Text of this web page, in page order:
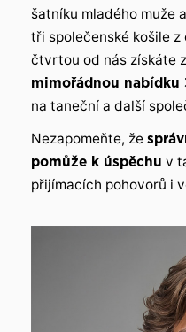
šatníku mladého muže
tři společenské košile z
čtvrtou od nás získáte
mimořádnou nabídku
na taneční a další
Nezapomeňte, že
pomůže k úspěchu v
přijímacích pohovorů i